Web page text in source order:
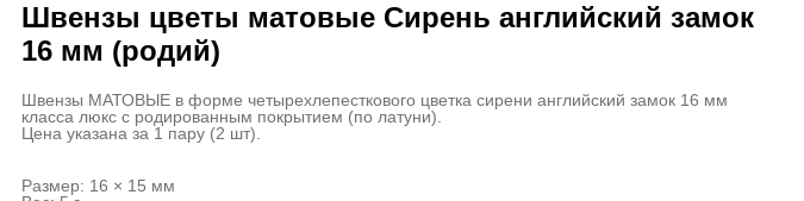
Швензы цветы матовые Сирень английский замок
16 мм (родий)
Швензы МАТОВЫЕ в форме четырехлепесткового цветка сирени английский замок 16 мм
класса люкс с родированным покрытием (по латуни).
Цена указана за 1 пару (2 шт).
Размер: 16 × 15 мм